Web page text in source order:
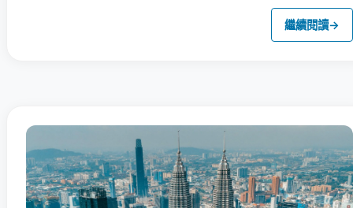
繼續閱讀→